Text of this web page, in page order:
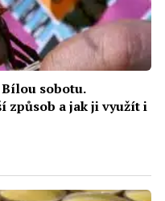
sobotu.
způsob a jak ji využít i